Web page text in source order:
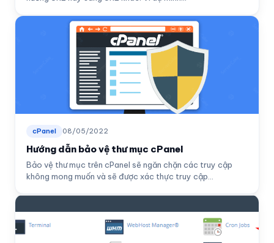
cPanel 08/05/2022
Hướng dẫn bảo vệ thư mục cPanel
Bảo vệ thư mục trên cPanel sẽ ngăn chặn các truy cập
không mong muốn và sẽ được xác thực truy cập...